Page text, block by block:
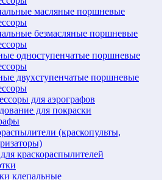
масляные поршневые
безмасляные поршневые
одноступенчатые поршневые
двухступенчатые поршневые
для аэрографов
для покраски
(краскопульты,
краскораспылителей
клепальные